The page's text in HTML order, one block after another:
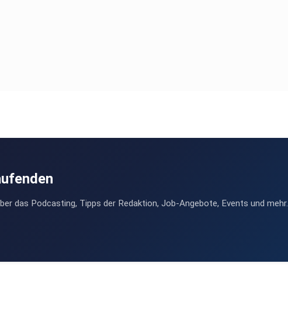
das Podcasting, Tipps der Redaktion, Job-Angebote, Events und mehr.